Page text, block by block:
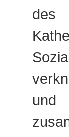
des